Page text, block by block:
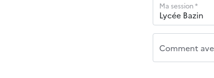
Ma session *
Comment